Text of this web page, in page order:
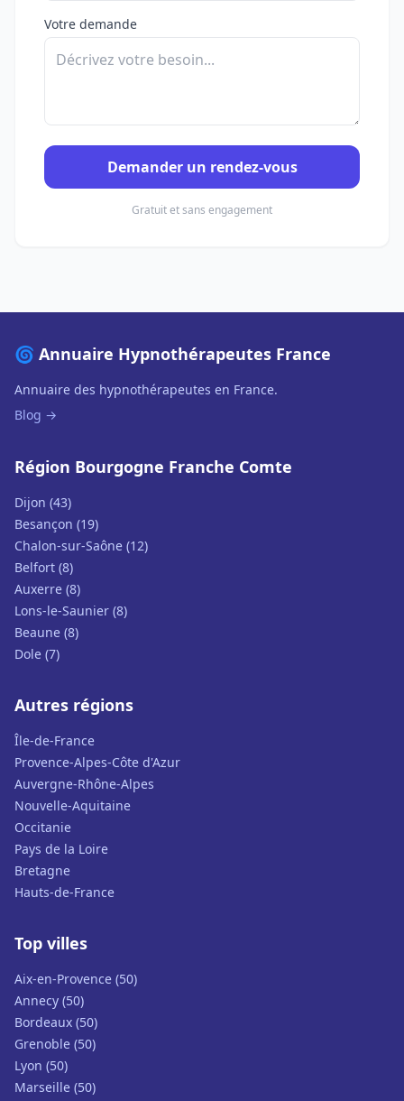
Votre demande
Demander un rendez-vous
Gratuit et sans engagement
🌀 Annuaire Hypnothérapeutes France
Annuaire des hypnothérapeutes en France.
Blog →
Région Bourgogne Franche Comte
Dijon (43)
Besançon (19)
Chalon-sur-Saône (12)
Belfort (8)
Auxerre (8)
Lons-le-Saunier (8)
Beaune (8)
Dole (7)
Autres régions
Île-de-France
Provence-Alpes-Côte d'Azur
Auvergne-Rhône-Alpes
Nouvelle-Aquitaine
Occitanie
Pays de la Loire
Bretagne
Hauts-de-France
Top villes
Aix-en-Provence (50)
Annecy (50)
Bordeaux (50)
Grenoble (50)
Lyon (50)
Marseille (50)